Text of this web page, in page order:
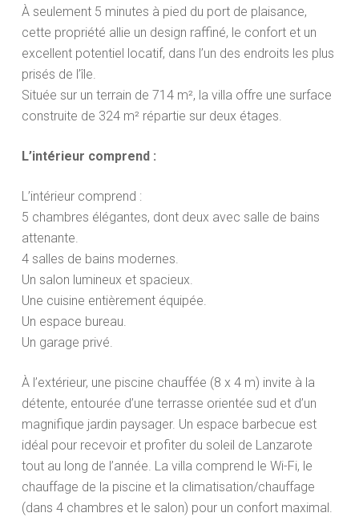
À seulement 5 minutes à pied du port de plaisance,
cette propriété allie un design raffiné, le confort et un
excellent potentiel locatif, dans l’un des endroits les plus
prisés de l’île.
Située sur un terrain de 714 m², la villa offre une surface
construite de 324 m² répartie sur deux étages.
L’intérieur comprend :
L’intérieur comprend :
5 chambres élégantes, dont deux avec salle de bains
attenante.
4 salles de bains modernes.
Un salon lumineux et spacieux.
Une cuisine entièrement équipée.
Un espace bureau.
Un garage privé.
À l’extérieur, une piscine chauffée (8 x 4 m) invite à la
détente, entourée d’une terrasse orientée sud et d’un
magnifique jardin paysager. Un espace barbecue est
idéal pour recevoir et profiter du soleil de Lanzarote
tout au long de l’année. La villa comprend le Wi-Fi, le
chauffage de la piscine et la climatisation/chauffage
(dans 4 chambres et le salon) pour un confort maximal.